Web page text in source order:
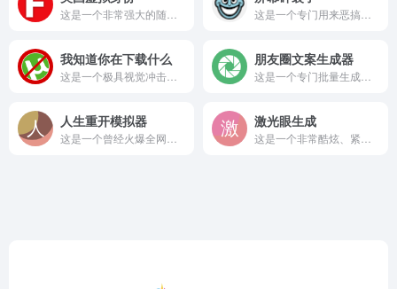
我知道你在下载什么 朋友圈文案生成器
人生重开模拟器 激光眼生成